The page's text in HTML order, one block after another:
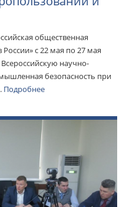
общественная
с 22 мая по 27 мая
Всероссийскую научно-
безопасность при
Подробнее